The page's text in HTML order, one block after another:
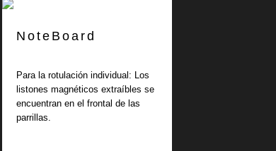
NoteBoard
Para la rotulación individual: Los
listones magnéticos extraíbles se
encuentran en el frontal de las
parrillas.